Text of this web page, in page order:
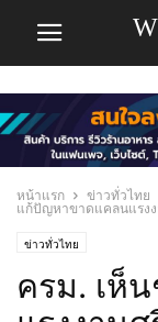
หน้าแรก ข่าวทั่วไทย
แก้ปัญหาขาดแคลนแรง
ข่าวทั่วไทย
ครม. เห็